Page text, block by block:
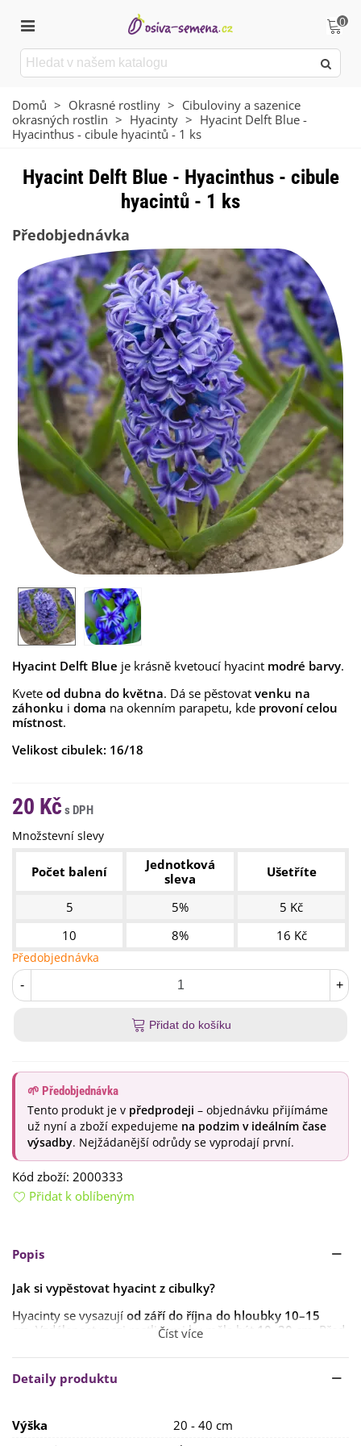
0
Domů > Okrasné rostliny > Cibuloviny a sazenice
okrasných rostlin > Hyacinty > Hyacint Delft Blue -
Hyacinthus - cibule hyacintů - 1 ks
Hyacint Delft Blue - Hyacinthus - cibule
hyacintů - 1 ks
Předobjednávka
Hyacint Delft Blue je krásně kvetoucí hyacint modré barvy.
Kvete od dubna do května. Dá se pěstovat venku na
záhonku i doma na okenním parapetu, kde provoní celou
místnost.
Velikost cibulek: 16/18
20 Kč
Množstevní slevy
Počet balení
Jednotková
sleva
Ušetříte
5 5%
5 Kč
10
8% 16 Kč
Předobjednávka
- +
Přidat do košíku
🌱 Předobjednávka
Tento produkt je v předprodeji – objednávku přijímáme
už nyní a zboží expedujeme na podzim v ideálním čase
výsadby. Nejžádanější odrůdy se vyprodají první.
Kód zboží: 2000333
Přidat k oblíbeným
Popis
Jak si vypěstovat hyacint z cibulky?
Hyacinty se vysazují od září do října do hloubky 10–15
Vzdálenost mezi rostlinami by měla být 10–20 cm.
Před
papírovém sáčku v lednici (po dobu 1 měsíce).
Stanoviště by mělo být
V zimě je potřeba hyacinty
chránit před mrazem
vyjmout z půdy anebo rostliny
Číst více
Detaily produktu
Výška
20 - 40 cm